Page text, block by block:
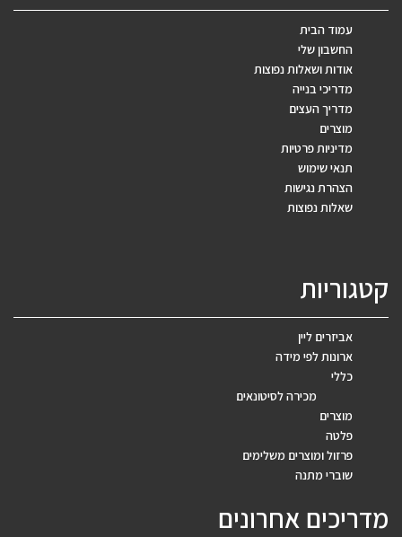
עמוד הבית
החשבון שלי
אודות ושאלות נפוצות
מדריכי בנייה
מדריך העצים
מוצרים
מדיניות פרטיות
תנאי שימוש
הצהרת נגישות
שאלות נפוצות
קטגוריות
אביזרים ליין
ארונות לפי מידה
כללי
מכירה לסיטונאים
מוצרים
פלטה
פרזול ומוצרים משלימים
שוברי מתנה
מדריכים אחרונים